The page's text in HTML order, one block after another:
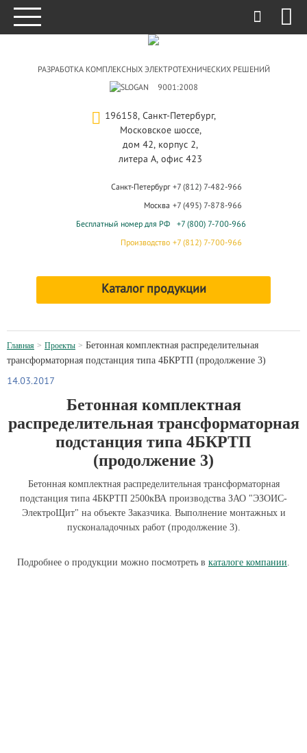
РАЗРАБОТКА КОМПЛЕКСНЫХ ЭЛЕКТРОТЕХНИЧЕСКИХ РЕШЕНИЙ
9001:2008
196158, Санкт-Петербург,
Московское шоссе,
дом 42, корпус 2,
литера А, офис 423
Санкт-Петербург
Москва
Бесплатный номер для РФ
Производство
+7 (812) 7-482-966
+7 (495) 7-878-966
+7 (800) 7-700-966
+7 (812) 7-700-966
Каталог продукции
Главная Проекты
Бетонная комплектная распределительная
трансформаторная подстанция типа 4БКРТП (продолжение 3)
14.03.2017
Бетонная комплектная
распределительная трансформаторная
подстанция типа 4БКРТП
(продолжение 3)
Бетонная комплектная распределительная трансформаторная
подстанция типа 4БКРТП 2500кВА производства ЗАО "ЭЗОИС-
ЭлектроЩит" на объекте Заказчика. Выполнение монтажных и
пусконаладочных работ (продолжение 3).
Подробнее о продукции можно посмотреть в каталоге компании.